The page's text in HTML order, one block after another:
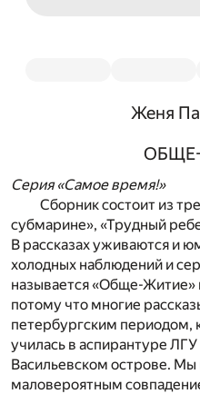
Женя
Серия «Самое время!»
Сборник состоит из
субмарине», «Трудный
В рассказах уживаются и
холодных наблюдений и
называется «Обще-Житие»
потому что многие
петербургским периодом,
училась в аспирантуре
Васильевском острове.
маловероятным